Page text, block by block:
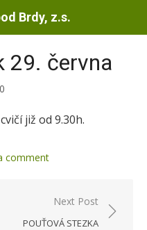
Brdy, z.s.
29. června
0
již od 9.30h.
comment
Next Post
POUŤOVÁ STEZKA